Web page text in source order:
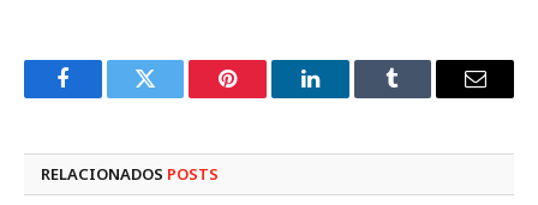
FacebookTwitter Pinterest LinkedInTumblr
E-
RELACIONADOS POSTS